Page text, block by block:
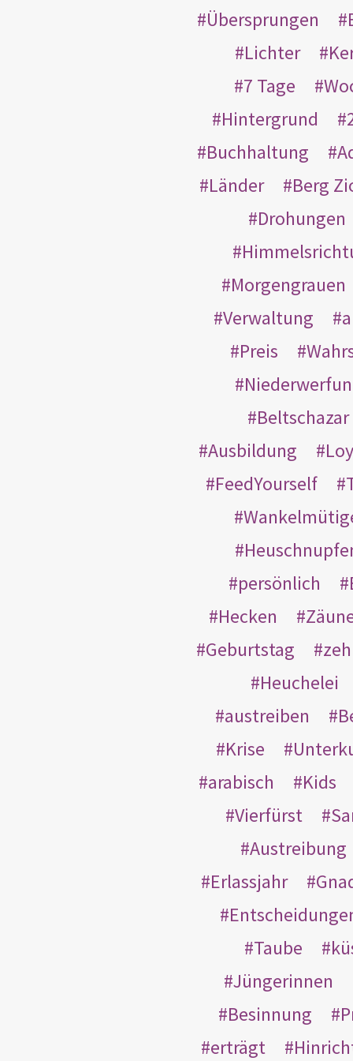
Übersprungen
Lichter
7 Tage
Hintergrund
Buchhaltung
Länder
Berg
Drohungen
Morgengrauen
Verwaltung
Preis
Beltschazar
Ausbildung
FeedYourself
persönlich
Hecken
Geburtstag
Heuchelei
austreiben
Krise
arabisch
Kids
Vierfürst
Austreibung
Erlassjahr
Taube
Jüngerinnen
Besinnung
erträgt